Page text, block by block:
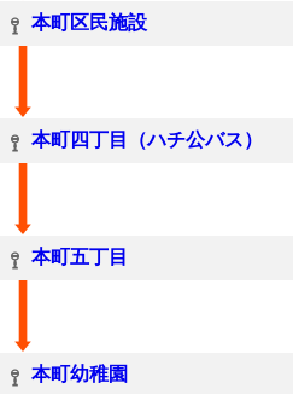
本町区民施設
本町四丁目（ハチ公バス）
本町五丁目
本町幼稚園